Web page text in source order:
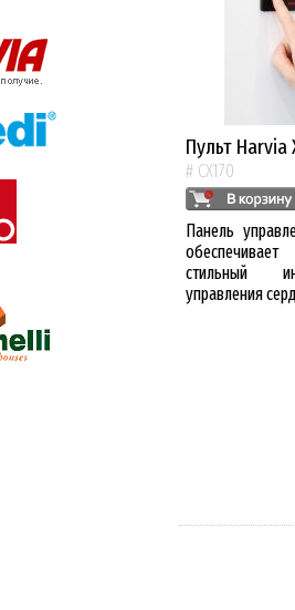
Пульт Harvia
# CX170
Панель
стильный
управления